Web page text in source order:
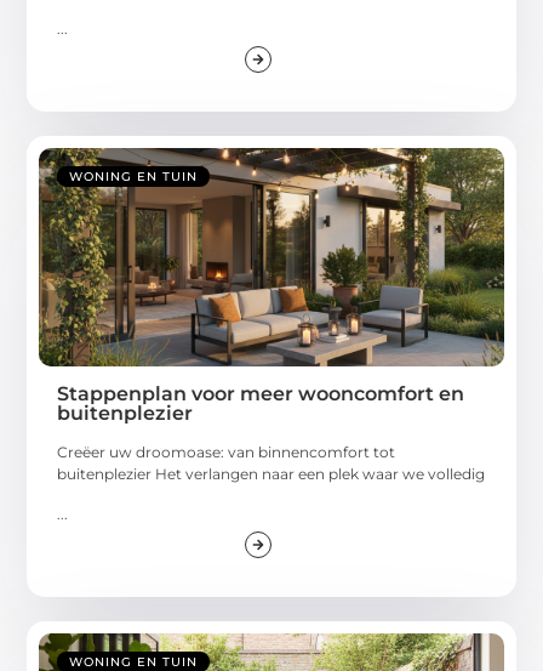
WONING EN TUIN
Stappenplan voor meer wooncomfort en
buitenplezier
Creëer uw droomoase: van binnencomfort tot
buitenplezier Het verlangen naar een plek waar we volledig
WONING EN TUIN